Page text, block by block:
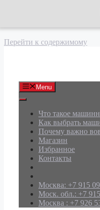
Перейти к содержимому
Menu
Что такое
Как выбрать
Почему важно
Магазин
Избранное
Контакты
Москва: +7 915
Моск. обл.: +7
Москва : +7 926